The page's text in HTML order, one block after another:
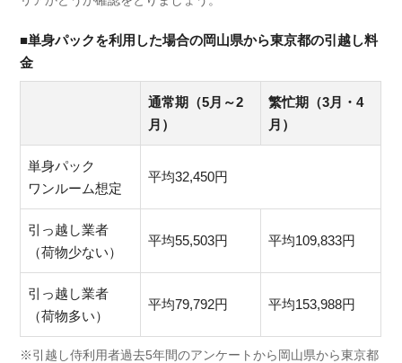
■単身パックを利用した場合の岡山県から東京都の引越し料
金
通常期（5月～2
月）
繁忙期（3月・4
月）
単身パック
ワンルーム想定
平均32,450円
引っ越し業者
（荷物少ない）
平均55,503円 平均109,833円
引っ越し業者
（荷物多い）
平均79,792円 平均153,988円
※引越し侍利用者過去5年間のアンケートから岡山県から東京都